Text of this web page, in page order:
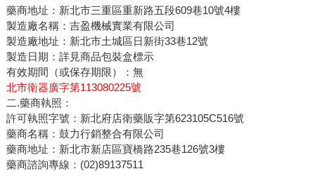
藥商地址：新北市三重區重新路五段609巷10號4樓
製造廠名稱：吉盈機械實業有限公司
製造廠地址：新北市土城區日新街33巷12號
製造日期：詳見商品包裝盒標示
有效期間（或保存期限）：無
北市衛器廣字第113080225號
二.藥商執照：
許可執照字號：新北府店衛藥販字第623105C516號
藥商名稱：鼓力行銷整合有限公司
藥商地址：新北市新店區寶橋路235巷126號3樓
藥商諮詢專線：(02)89137511